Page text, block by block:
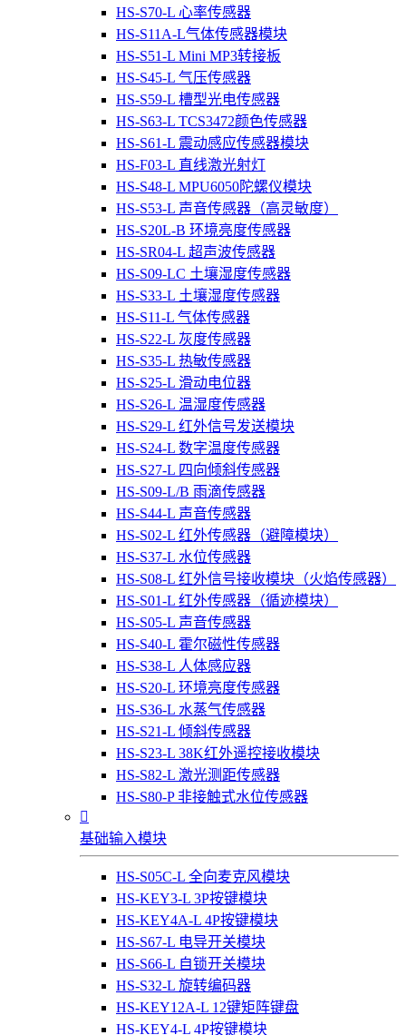
HS-S70-L 心率传感器
HS-S11A-L气体传感器模块
HS-S51-L Mini MP3转接板
HS-S45-L 气压传感器
HS-S59-L 槽型光电传感器
HS-S63-L TCS3472颜色传感器
HS-S61-L 震动感应传感器模块
HS-F03-L 直线激光射灯
HS-S48-L MPU6050陀螺仪模块
HS-S53-L 声音传感器（高灵敏度）
HS-S20L-B 环境亮度传感器
HS-SR04-L 超声波传感器
HS-S09-LC 土壤湿度传感器
HS-S33-L 土壤湿度传感器
HS-S11-L 气体传感器
HS-S22-L 灰度传感器
HS-S35-L 热敏传感器
HS-S25-L 滑动电位器
HS-S26-L 温湿度传感器
HS-S29-L 红外信号发送模块
HS-S24-L 数字温度传感器
HS-S27-L 四向倾斜传感器
HS-S09-L/B 雨滴传感器
HS-S44-L 声音传感器
HS-S02-L 红外传感器（避障模块）
HS-S37-L 水位传感器
HS-S08-L 红外信号接收模块（火焰传感器）
HS-S01-L 红外传感器（循迹模块）
HS-S05-L 声音传感器
HS-S40-L 霍尔磁性传感器
HS-S38-L 人体感应器
HS-S20-L 环境亮度传感器
HS-S36-L 水蒸气传感器
HS-S21-L 倾斜传感器
HS-S23-L 38K红外遥控接收模块
HS-S82-L 激光测距传感器
HS-S80-P 非接触式水位传感器

基础输入模块
HS-S05C-L 全向麦克风模块
HS-KEY3-L 3P按键模块
HS-KEY4A-L 4P按键模块
HS-S67-L 电导开关模块
HS-S66-L 自锁开关模块
HS-S32-L 旋转编码器
HS-KEY12A-L 12键矩阵键盘
HS-KEY4-L 4P按键模块